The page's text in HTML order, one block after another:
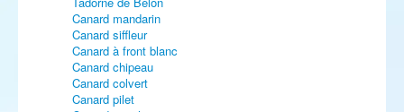
Canard mandarin
Canard siffleur
Canard à front blanc
Canard chipeau
Canard colvert
Canard pilet